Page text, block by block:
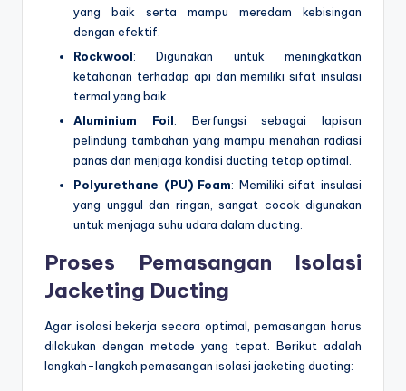
yang baik serta mampu meredam kebisingan
dengan efektif.
Rockwool: Digunakan untuk meningkatkan
ketahanan terhadap api dan memiliki sifat insulasi
termal yang baik.
Aluminium Foil: Berfungsi sebagai lapisan
pelindung tambahan yang mampu menahan radiasi
panas dan menjaga kondisi ducting tetap optimal.
Polyurethane (PU) Foam: Memiliki sifat insulasi
yang unggul dan ringan, sangat cocok digunakan
untuk menjaga suhu udara dalam ducting.
Proses Pemasangan Isolasi
Jacketing Ducting
Agar isolasi bekerja secara optimal, pemasangan harus
dilakukan dengan metode yang tepat. Berikut adalah
langkah-langkah pemasangan isolasi jacketing ducting: